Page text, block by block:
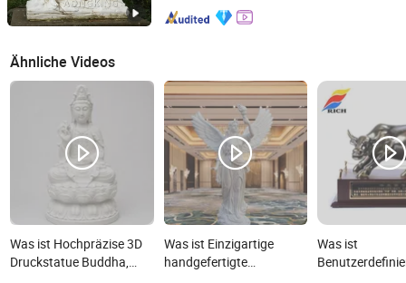
Ähnliche Videos
Was ist Hochpräzise 3D
Druckstatue Buddha,
Was ist Einzigartige
handgefertigte
Was ist